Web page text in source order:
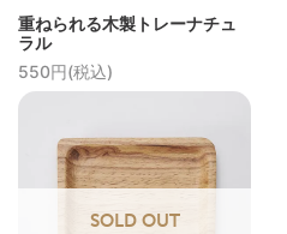
重ねられる木製トレーナチュ
ラル
550円(税込)
SOLD OUT